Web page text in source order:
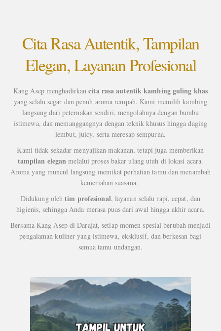
Cita Rasa Autentik, Tampilan
Elegan, Layanan Profesional
Kang Asep menghadirkancita rasa autentik kambing guling khas
yang selalu segar dan penuh aroma rempah. Kami memilih kambing
langsung dari peternakan sendiri, mengolahnya dengan bumbu
istimewa, dan memanggangnya dengan teknik khusus hingga daging
lembut, juicy, serta meresap sempurna.
Kami tidak sekadar menyajikan makanan, tetapi juga memberikan
tampilan elegan melalui proses bakar ulang utuh di lokasi acara.
Aroma yang muncul langsung memikat perhatian tamu dan menambah
kemeriahan suasana.
Didukung olehtim profesional, layanan selalu rapi, cepat, dan
higienis, sehingga Anda merasa puas dari awal hingga akhir acara.
Bersama Kang Asep di Darajat, setiap momen spesial berubah menjadi
pengalaman kuliner yang istimewa, eksklusif, dan berkesan bagi
semua tamu undangan.